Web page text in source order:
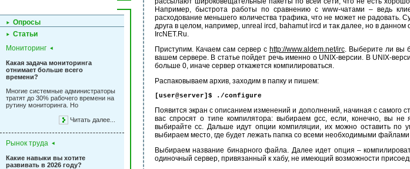
Опросы
Статьи
Мониторинг
Какая задача мониторинга
отнимает больше всего
времени?
Многие системные администраторы
тратят до 30% рабочего времени на
рутину мониторинга. Но
Читать далее...
Рынок труда
Какие навыки вы хотите
развивать в 2026 году?
Например, быстрота работы по сравнению с www-чатами – ведь
расходование меньшего количества трафика, что не может не радовать.
друга в целом, например, unreal ircd, bahamut ircd и так далее, но в
IrcNET.Ru.
Приступим. Качаем сам сервер с http://www.aldem.net/irc. Выберите ли вы
вашем сервере. В статье пойдет речь именно о UNIX-версии. В UNIX-
больше 0, иначе сервер откажется компилироваться.
Распаковываем архив, заходим в папку и пишем:
[user@server]$ ./configure
Появится экран с описанием изменений и дополнений, начиная с
вас спросят о типе компилятора: выбираем gcc, если, конечно, вы не
выбирайте cc. Дальше идут опции компиляции, их можно оставить по
выбираем место, где будет лежать папка со всеми необходимыми
Выбираем название бинарного файла. Далее идет опция –
одиночный сервер, привязанный к хабу, не имеющий возможности